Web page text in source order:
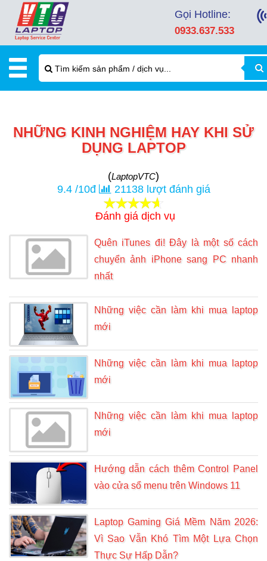
Gọi Hotline:
0933.637.533
NHỮNG KINH NGHIỆM HAY KHI SỬ
DỤNG LAPTOP
(LaptopVTC)
9.4/10đ 21138lượt đánh giá
Đánh giá dịch vụ
Quên iTunes đi! Đây là một số cách
chuyển ảnh iPhone sang PC nhanh
nhất
Những việc cần làm khi mua laptop
mới
Những việc cần làm khi mua laptop
mới
Những việc cần làm khi mua laptop
mới
Hướng dẫn cách thêm Control Panel
vào cửa sổ menu trên Windows 11
Laptop Gaming Giá Mềm Năm 2026:
Vì Sao Vẫn Khó Tìm Một Lựa Chọn
Thực Sự Hấp Dẫn?